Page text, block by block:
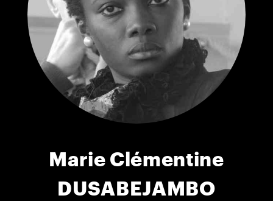
Marie Clémentine
DUSABEJAMBO